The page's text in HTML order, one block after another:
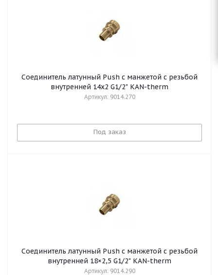
Соединитель латунный Push с манжетой с резьбой
внутренней 14x2 G1/2" KAN-therm
Артикул: 9014.270
Под заказ
Соединитель латунный Push с манжетой с резьбой
внутренней 18×2,5 G1/2" KAN-therm
Артикул: 9014.290